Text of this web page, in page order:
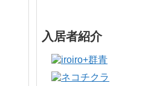
入居者紹介